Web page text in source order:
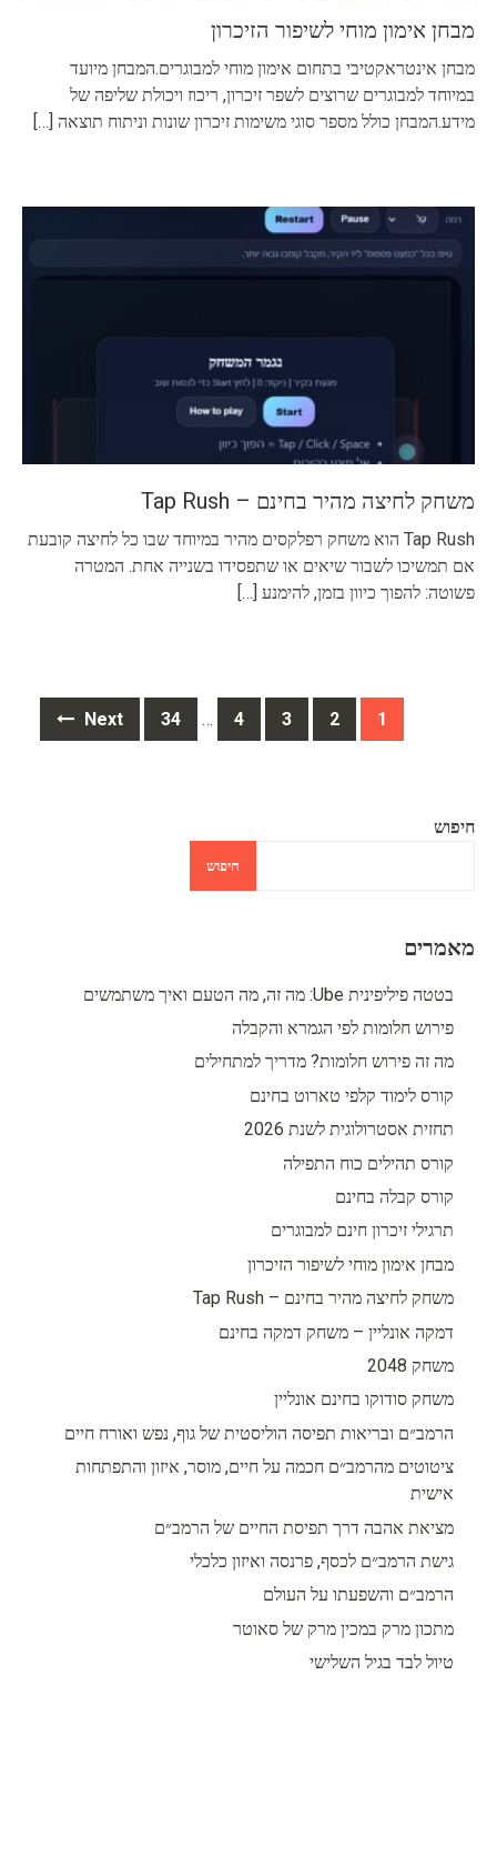
מבחן אימון מוחי לשיפור הזיכרון
מבחן אינטראקטיבי בתחום אימון מוחי למבוגרים.המבחן מיועד
במיוחד למבוגרים שרוצים לשפר זיכרון, ריכוז ויכולת שליפה של
מידע.המבחן כולל מספר סוגי משימות זיכרון שונות וניתוח תוצאה […]
משחק לחיצה מהיר בחינם – Tap Rush
Tap Rush הוא משחק רפלקסים מהיר במיוחד שבו כל לחיצה קובעת
אם תמשיכו לשבור שיאים או שתפסידו בשנייה אחת. המטרה
פשוטה: להפוך כיוון בזמן, להימנע […]
navigation
1
2
3
4
…
34
Next
חיפוש
חיפוש
מאמרים
בטטה פיליפינית Ube: מה זה, מה הטעם ואיך משתמשים
פירוש חלומות לפי הגמרא והקבלה
מה זה פירוש חלומות? מדריך למתחילים
קורס לימוד קלפי טארוט בחינם
תחזית אסטרולוגית לשנת 2026
קורס תהילים כוח התפילה
קורס קבלה בחינם
תרגילי זיכרון חינם למבוגרים
מבחן אימון מוחי לשיפור הזיכרון
משחק לחיצה מהיר בחינם – Tap Rush
דמקה אונליין – משחק דמקה בחינם
משחק 2048
משחק סודוקו בחינם אונליין
הרמב״ם ובריאות תפיסה הוליסטית של גוף, נפש ואורח חיים
ציטוטים מהרמב״ם חכמה על חיים, מוסר, איזון והתפתחות
אישית
מציאת אהבה דרך תפיסת החיים של הרמב״ם
גישת הרמב״ם לכסף, פרנסה ואיזון כלכלי
הרמב״ם והשפעתו על העולם
מתכון מרק במכין מרק של סאוטר
טיול לבד בגיל השלישי